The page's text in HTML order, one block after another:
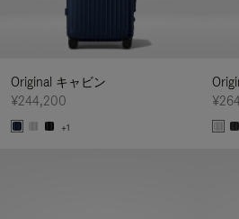
Original キャビン
¥244,200
+1